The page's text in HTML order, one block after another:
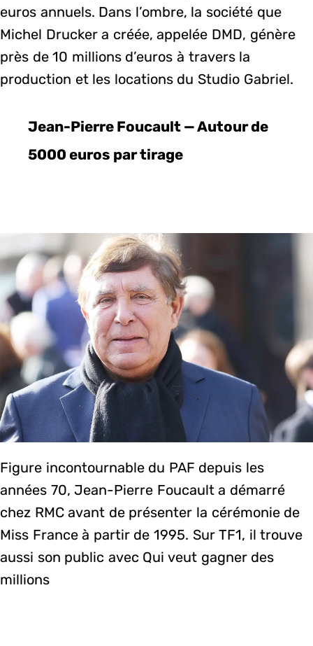
euros annuels. Dans l’ombre, la société que
Michel Drucker a créée, appelée DMD, génère
près de 10 millions d’euros à travers la
production et les locations du Studio Gabriel.
Jean-Pierre Foucault — Autour de
5000 euros par tirage
Figure incontournable du PAF depuis les
années 70, Jean-Pierre Foucault a démarré
chez RMC avant de présenter la cérémonie de
Miss France à partir de 1995. Sur TF1, il trouve
aussi son public avec Qui veut gagner des
millions